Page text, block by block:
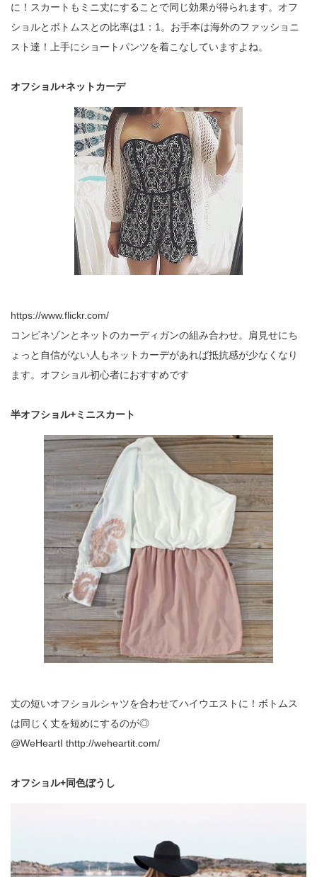
に！スカートもミニ丈にすることで同じ効果が得られます。オフ
ショルとボトムスとの比率は1：1。お手本は海外のファッショニ
スト達！上手にショートパンツを着こなしていますよね。
オフショル+ネットカーデ
https://www.flickr.com/
コンビネゾンとネットのカーディガンの組み合わせ。肩見せにち
ょっと自信がない人もネットカーデがあれば抵抗感が少なくなり
ます。オフショル初心者におすすめです
半オフショル+ミニスカート
丈の短いオフショルシャツを合わせてハイウエストに！ボトムス
は同じく丈を短めにするのが◎
@WeHeartI thttp://weheartit.com/
オフショル+同色ぼうし